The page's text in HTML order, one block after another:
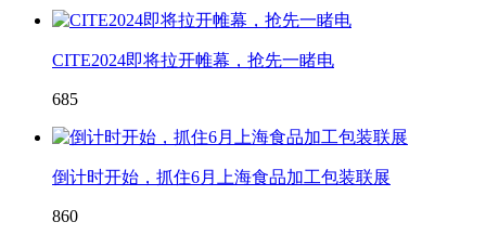
CITE2024即将拉开帷幕，抢先一睹电
685
倒计时开始，抓住6月上海食品加工包装联展
860